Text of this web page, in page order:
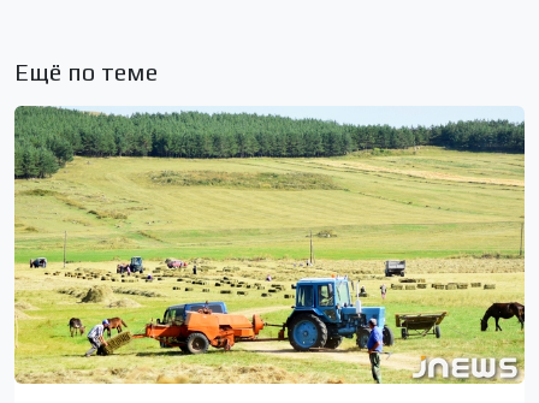
Ещё по теме